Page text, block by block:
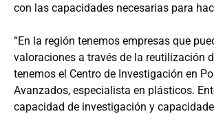
con las capacidades necesarias para
“En la región tenemos empresas que
valoraciones a través de la reutilización
tenemos el Centro de Investigación en
Avanzados, especialista en plásticos.
capacidad de investigación y